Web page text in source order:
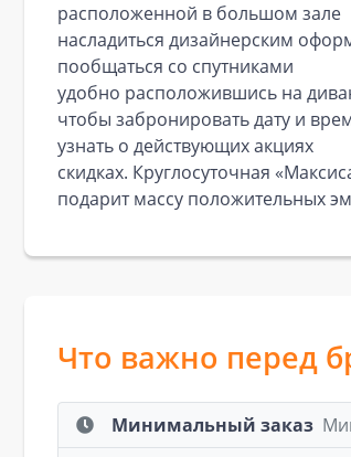
расположенной в большом зале
насладиться дизайнерским
пообщаться со спутниками
удобно расположившись на
чтобы забронировать дату и
узнать о действующих акциях
скидках. Круглосуточная
подарит массу положительных
Что важно перед
Минимальный заказ